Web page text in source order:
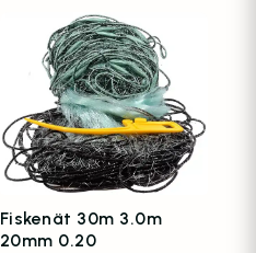
Fiskenät 30m 3.0m
20mm 0.20